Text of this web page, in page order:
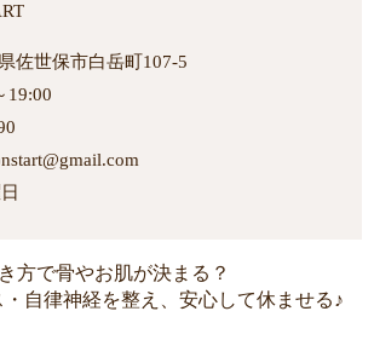
佐世保市白岳町107-5
19:00
方で骨やお肌が決まる？
自律神経を整え、安心して休ませる♪